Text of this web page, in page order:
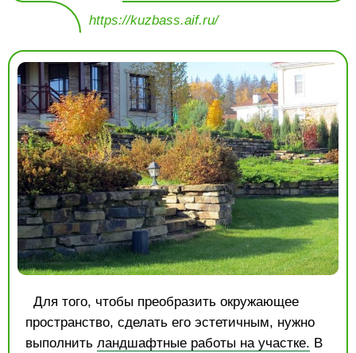
https://kuzbass.aif.ru/
Для того, чтобы преобразить окружающее
пространство, сделать его эстетичным, нужно
выполнить ландшафтные работы на участке. В